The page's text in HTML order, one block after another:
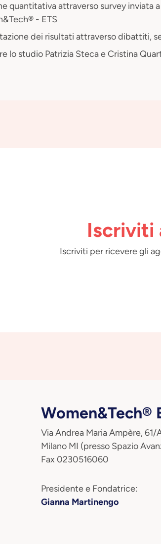
quantitativa attraverso survey inviata
- ETS
dei risultati attraverso dibattiti,
lo studio Patrizia Steca e Cristina
Iscriviti
Iscriviti per ricevere gli
Women&Tech®
Via Andrea Maria Ampère, 61/
Milano MI (presso Spazio
Fax 0230516060
Presidente e Fondatrice:
Gianna Martinengo